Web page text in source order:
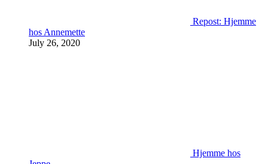
Repost: Hjemme
hos Annemette
July 26, 2020
Hjemme hos